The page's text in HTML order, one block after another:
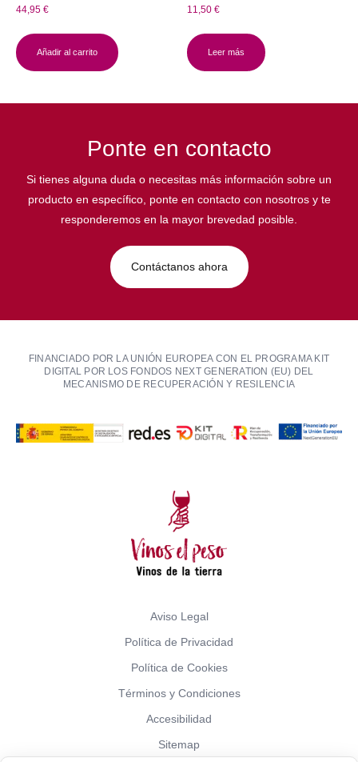
44,95 €
Añadir al carrito
11,50 €
Leer más
Ponte en contacto
Si tienes alguna duda o necesitas más información sobre un
producto en específico, ponte en contacto con nosotros y te
responderemos en la mayor brevedad posible.
Contáctanos ahora
FINANCIADO POR LA UNIÓN EUROPEA CON EL PROGRAMA KIT
DIGITAL POR LOS FONDOS NEXT GENERATION (EU) DEL
MECANISMO DE RECUPERACIÓN Y RESILENCIA
Aviso Legal
Política de Privacidad
Política de Cookies
Términos y Condiciones
Accesibilidad
Sitemap